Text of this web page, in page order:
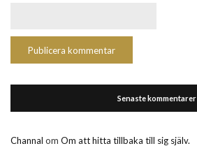
Senaste kommentarer
Channal om Om att hitta tillbaka till sig själv.